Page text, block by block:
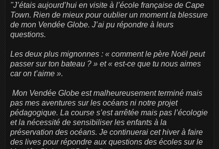
"J’étais aujourd’hui en visite à l’école française de Cape
Town. Rien de mieux pour oublier un moment la blessure
de mon Vendée Globe. J’ai pu répondre à leurs
questions.
Les deux plus mignonnes : « comment le père Noël peut
passer sur ton bateau ? » et « est-ce que tu nous aimes
car on t’aime ».
Mon Vendée Globe est malheureusement terminé mais
pas mes aventures sur les océans ni notre projet
pédagogique. La course s’est arrêtée mais pas l’écologie
et la nécessité de sensibiliser les enfants à la
préservation des océans. Je continuerai cet hiver à faire
des lives pour répondre aux questions des écoles sur le